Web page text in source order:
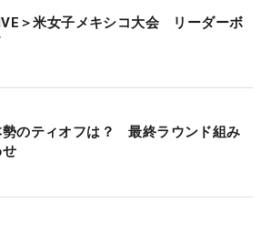
＞米女子メキシコ大会 リーダーボ
勢のティオフは？ 最終ラウンド組み